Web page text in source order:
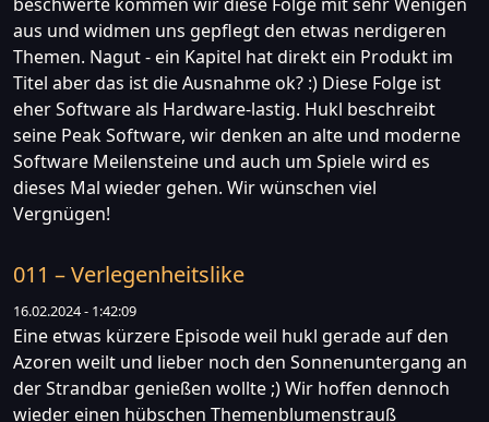
aus und widmen uns gepflegt den etwas nerdigeren
Themen. Nagut - ein Kapitel hat direkt ein Produkt im
Titel aber das ist die Ausnahme ok? :) Diese Folge ist
eher Software als Hardware-lastig. Hukl beschreibt
seine Peak Software, wir denken an alte und moderne
Software Meilensteine und auch um Spiele wird es
dieses Mal wieder gehen. Wir wünschen viel
Vergnügen!
011 – Verlegenheitslike
16.02.2024 - 1:42:09
Eine etwas kürzere Episode weil hukl gerade auf den
Azoren weilt und lieber noch den Sonnenuntergang an
der Strandbar genießen wollte ;) Wir hoffen dennoch
wieder einen hübschen Themenblumenstrauß